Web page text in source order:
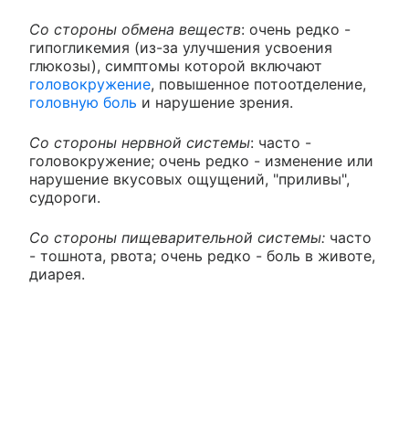
Со стороны обмена веществ: очень редко -
гипогликемия (из-за улучшения усвоения
глюкозы), симптомы которой включают
головокружение, повышенное потоотделение,
головную боль и нарушение зрения.
Со стороны нервной системы: часто -
головокружение; очень редко - изменение или
нарушение вкусовых ощущений, "приливы",
судороги.
Со стороны пищеварительной системы: часто
- тошнота, рвота; очень редко - боль в животе,
диарея.